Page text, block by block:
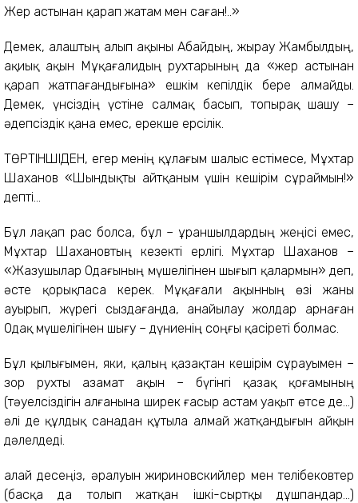
Жер астынан қарап жатам мен саған!..»
Демек, алаштың алып ақыны Аб­айдың, жырау Жамбылдың,
ақ­иық ақын Мұқағалидың рухтары­ның да «жер астынан
қарап жат­пағандығына» ешкім кепілдік бере алмайды.
Демек, үнсіздің үстіне салмақ басып, топырақ шашу –
әдепсіздік қана емес, ерекше ерсілік.
ТӨРТІНШІДЕН, егер менің құлағым шалыс естімесе, Мұхтар
Шаханов «Шындықты айтқаным үшін кешірім сұраймын!»
депті...
Бұл лақап рас болса, бұл – ұран­шыл­дардың жеңісі емес,
Мұхтар Шахановтың кезекті ерлігі. Мұхтар Шаханов –
«Жазушылар Одағының мүшелігінен шығып қалармын» деп,
әсте қорықпаса керек. Мұқағали ақынның өзі жаны
ауырып, жүрегі сыздағанда, анайылау жолдар арнаған
Одақ мүшелігінен шығу – дүниенің соңғы қасіреті болмас.
Бұл қылығымен, яки, қалың қазақтан кешірім сұрауымен –
зор рухты азамат ақын – бүгінгі қазақ қоғамының
(тәуелсіздігін алғанына ширек ғасыр астам уақыт өтсе де...)
әлі де құлдық санадан құтыла алмай жатқандығын айқын
дәлелдеді.
Қалай десеңіз, әралуын жиринов­скийлер мен телібековтер
(басқа да толып жатқан ішкі-сыртқы дұш­пан­дар...)